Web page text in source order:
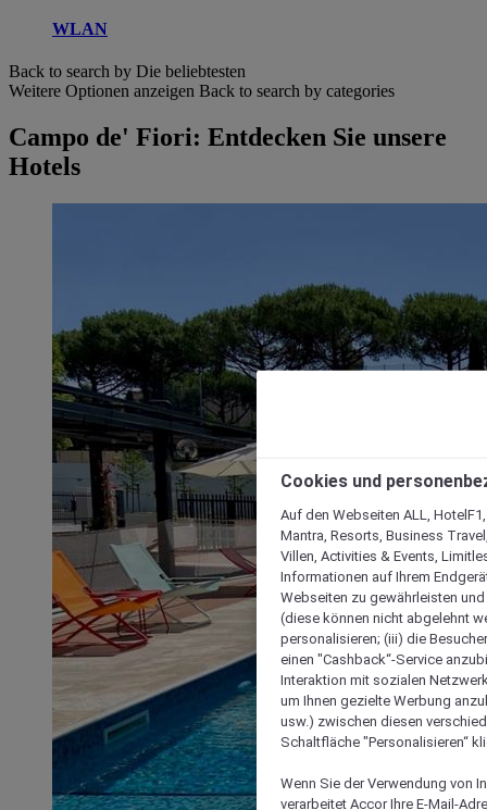
WLAN
Back to search by Die beliebtesten
Weitere Optionen anzeigen Back to search by categories
Campo de' Fiori: Entdecken Sie unsere
Hotels
Cookies und
Auf den Webseiten ALL,
Mantra, Resorts, Business
Villen, Activities & Events,
Informationen auf Ihrem
Webseiten zu gewährleisten
(diese können nicht abgelehnt
personalisieren; (iii) die
einen "Cashback“-Service
Interaktion mit sozialen
um Ihnen gezielte Werbung
usw.) zwischen diesen
Schaltfläche "Personalisieren“
Wenn Sie der Verwendung von
verarbeitet Accor Ihre E-Mail-